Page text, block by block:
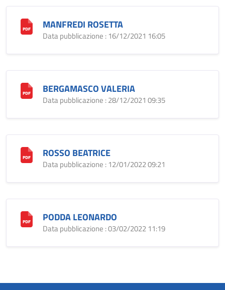
MANFREDI ROSETTA
Data pubblicazione : 16/12/2021 16:05
BERGAMASCO VALERIA
Data pubblicazione : 28/12/2021 09:35
ROSSO BEATRICE
Data pubblicazione : 12/01/2022 09:21
PODDA LEONARDO
Data pubblicazione : 03/02/2022 11:19